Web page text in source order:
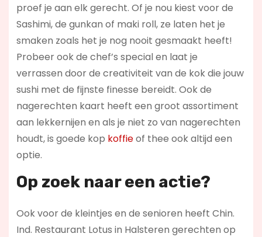
proef je aan elk gerecht. Of je nou kiest voor de
Sashimi, de gunkan of maki roll, ze laten het je
smaken zoals het je nog nooit gesmaakt heeft!
Probeer ook de chef’s special en laat je
verrassen door de creativiteit van de kok die jouw
sushi met de fijnste finesse bereidt. Ook de
nagerechten kaart heeft een groot assortiment
aan lekkernijen en als je niet zo van nagerechten
houdt, is goede kop koffieof thee ook altijd een
optie.
Op zoek naar een actie?
Ook voor de kleintjes en de senioren heeft Chin.
Ind. Restaurant Lotus in Halsteren gerechten op